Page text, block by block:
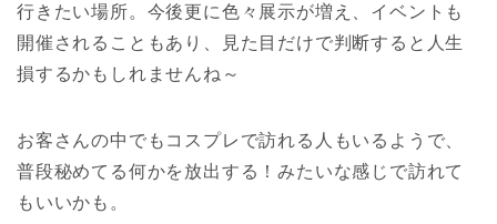
行きたい場所。今後更に色々展示が増え、イベントも
開催されることもあり、見た目だけで判断すると人生
損するかもしれませんね～
お客さんの中でもコスプレで訪れる人もいるようで、
普段秘めてる何かを放出する！みたいな感じで訪れて
もいいかも。